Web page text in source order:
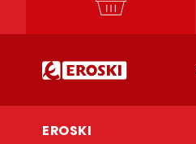
EROSKI